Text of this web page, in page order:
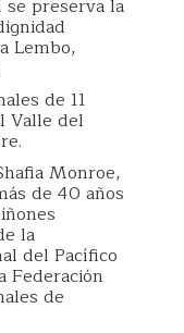
se preserva la
Lembo,
de 11
Valle del
Monroe,
de 40 años
la
del Pacífico
Federación
de